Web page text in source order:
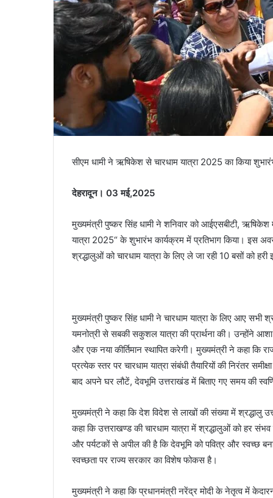
सीएम धामी ने ऋषिकेश से चारधाम यात्रा 2025 का किया
देहरादून। 03 मई,2025
मुख्यमंत्री पुष्कर सिंह धामी ने शनिवार को आईएसबीटी, ऋषिकेश
यात्रा 2025“ के शुभारंभ कार्यक्रम में प्रतिभाग किया। इस
श्रद्धालुओं को चारधाम यात्रा के लिए ले जा रही 10 बसों को हरी
मुख्यमंत्री पुष्कर सिंह धामी ने चारधाम यात्रा के लिए आए सभी
यमनोत्री से सबकी सकुशल यात्रा की प्रार्थना की। उन्होंने आशा
और एक नया कीर्तिमान स्थापित करेगी। मुख्यमंत्री ने कहा कि
प्रत्येक स्तर पर चारधाम यात्रा संबंधी तैयारियों की निरंतर
बाद अपने घर लौटें, देवभूमि उत्तराखंड में बिताए गए समय की
मुख्यमंत्री ने कहा कि देश विदेश से लाखों की संख्या में श्रद्धालु
कहा कि उत्तराखण्ड की चारधाम यात्रा में श्रद्धालुओं को हर
और पर्यटकों से अपील की है कि देवभूमि को पवित्र और स्वच्छ
स्वच्छता पर राज्य सरकार का विशेष फोकस है।
मुख्यमंत्री ने कहा कि प्रधानमंत्री नरेंद्र मोदी के नेतृत्व में